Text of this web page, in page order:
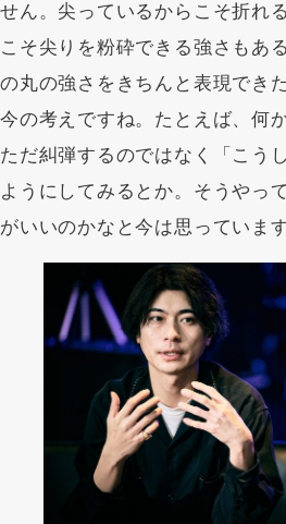
せん。尖っているからこそ折れ
こそ尖りを粉砕できる強さもあ
の丸の強さをきちんと表現でき
今の考えですね。たとえば、何
ただ糾弾するのではなく「こう
ようにしてみるとか。そうやっ
がいいのかなと今は思っています